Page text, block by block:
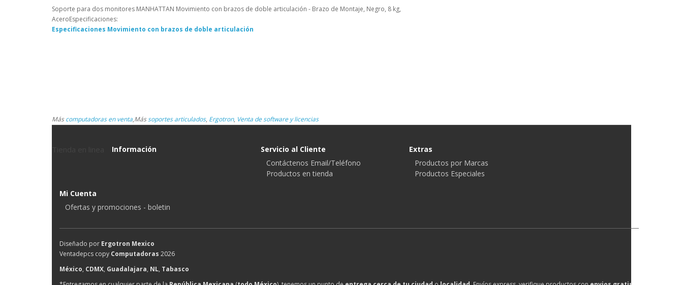
Soporte para dos monitores MANHATTAN Movimiento con brazos de doble articulación - Brazo de Montaje, Negro, 8 kg,
AceroEspecificaciones:
Especificaciones Movimiento con brazos de doble articulación
Máscomputadoras en venta,Mássoportes articulados, Ergotron, Venta de software y licencias
Información
Servicio al Cliente
Contáctenos Email/Teléfono
Productos en tienda
Extras
Productos por Marcas
Productos Especiales
Mi Cuenta
Ofertas y promociones - boletin
Diseñado por Ergotron Mexico
Ventadepcs copy Computadoras 2026
México, CDMX, Guadalajara, NL, Tabasco